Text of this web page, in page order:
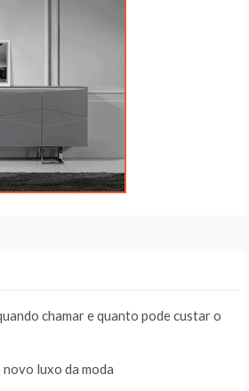
chamar e quanto pode custar o
luxo da moda